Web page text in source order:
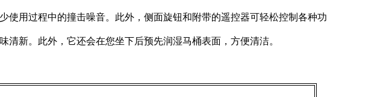
用过程中的撞击噪音。此外，侧面旋钮和附带的遥控器可轻松控制各种功
新。此外，它还会在您坐下后预先润湿马桶表面，方便清洁。